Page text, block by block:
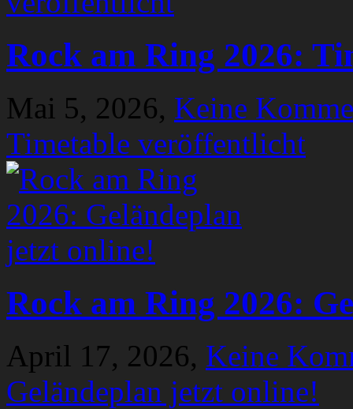
Rock am Ring 2026:
Mai 5, 2026, Keine
Timetable veröffentlicht
Rock am Ring 2026:
April 17, 2026, Keine
Geländeplan jetzt online!